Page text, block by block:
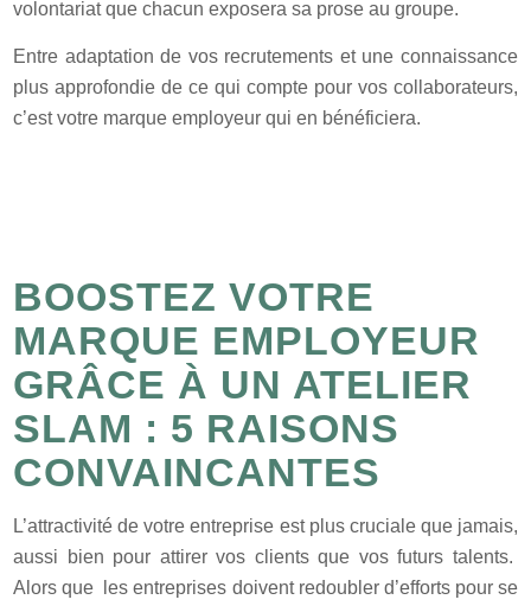
volontariat que chacun exposera sa prose au groupe.
Entre adaptation de vos recrutements et une connaissance
plus approfondie de ce qui compte pour vos collaborateurs,
c’est votre marque employeur qui en bénéficiera.
BOOSTEZ VOTRE
MARQUE EMPLOYEUR
GRÂCE À UN ATELIER
SLAM : 5 RAISONS
CONVAINCANTES
L’attractivité de votre entreprise est plus cruciale que jamais,
aussi bien pour attirer vos clients que vos futurs talents.
Alors que les entreprises doivent redoubler d’efforts pour se